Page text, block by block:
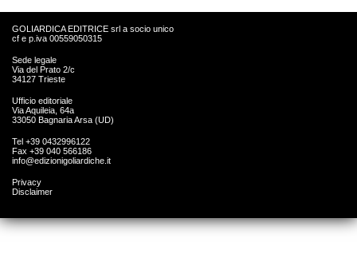
GOLIARDICA EDITRICE srl a socio unico
cf e p.iva 00559050315
Sede legale
Via del Prato 2/c
34127 Trieste
Ufficio editoriale
Via Aquileia, 64a
33050 Bagnaria Arsa (UD)
Tel +39 0432996122
Fax +39 040 566186
info@edizionigoliardiche.it
Privacy
Disclaimer